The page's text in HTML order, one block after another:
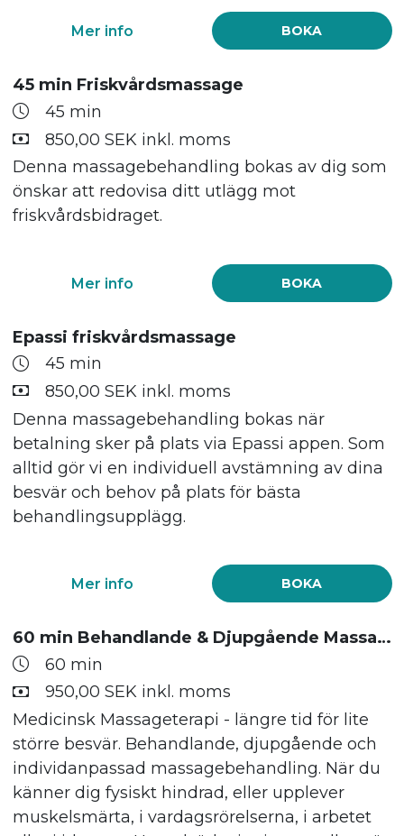
BOKA
Mer info
45 min Friskvårdsmassage
45 min
850,00 SEK inkl. moms
Denna massagebehandling bokas av dig som
önskar att redovisa ditt utlägg mot
friskvårdsbidraget.
BOKA
Mer info
Epassi friskvårdsmassage
45 min
850,00 SEK inkl. moms
Denna massagebehandling bokas när
betalning sker på plats via Epassi appen. Som
alltid gör vi en individuell avstämning av dina
besvär och behov på plats för bästa
behandlingsupplägg.
BOKA
Mer info
60 min Behandlande & Djupgående Massage
60 min
950,00 SEK inkl. moms
Medicinsk Massageterapi - längre tid för lite
större besvär. Behandlande, djupgående och
individanpassad massagebehandling. När du
känner dig fysiskt hindrad, eller upplever
muskelsmärta, i vardagsrörelserna, i arbetet